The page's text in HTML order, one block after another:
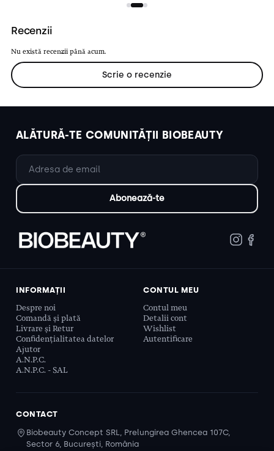
Recenzii
Nu există recenzii până acum.
Scrie o recenzie
ALĂTURĂ-TE COMUNITĂȚII BIOBEAUTY
INFORMAȚII
Despre noi
Comandă și plată
Livrare și Retur
Confidențialitatea datelor
Ajutor
A.N.P.C.
A.N.P.C. - SAL
CONTUL MEU
Contul meu
Detalii cont
Wishlist
Autentificare
CONTACT
Biobeauty Concept SRL, Prelungirea Ghencea 107C,
Sector 6, București, România